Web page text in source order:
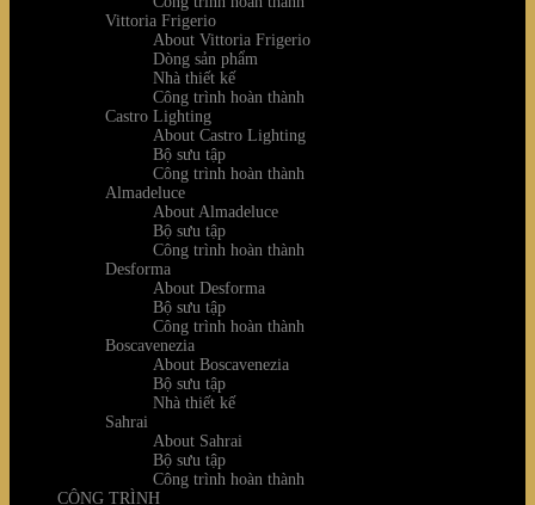
Vittoria Frigerio
About Vittoria Frigerio
Dòng sản phẩm
Nhà thiết kế
Công trình hoàn thành
Castro Lighting
About Castro Lighting
Bộ sưu tập
Công trình hoàn thành
Almadeluce
About Almadeluce
Bộ sưu tập
Công trình hoàn thành
Desforma
About Desforma
Bộ sưu tập
Công trình hoàn thành
Boscavenezia
About Boscavenezia
Bộ sưu tập
Nhà thiết kế
Sahrai
About Sahrai
Bộ sưu tập
Công trình hoàn thành
CÔNG TRÌNH